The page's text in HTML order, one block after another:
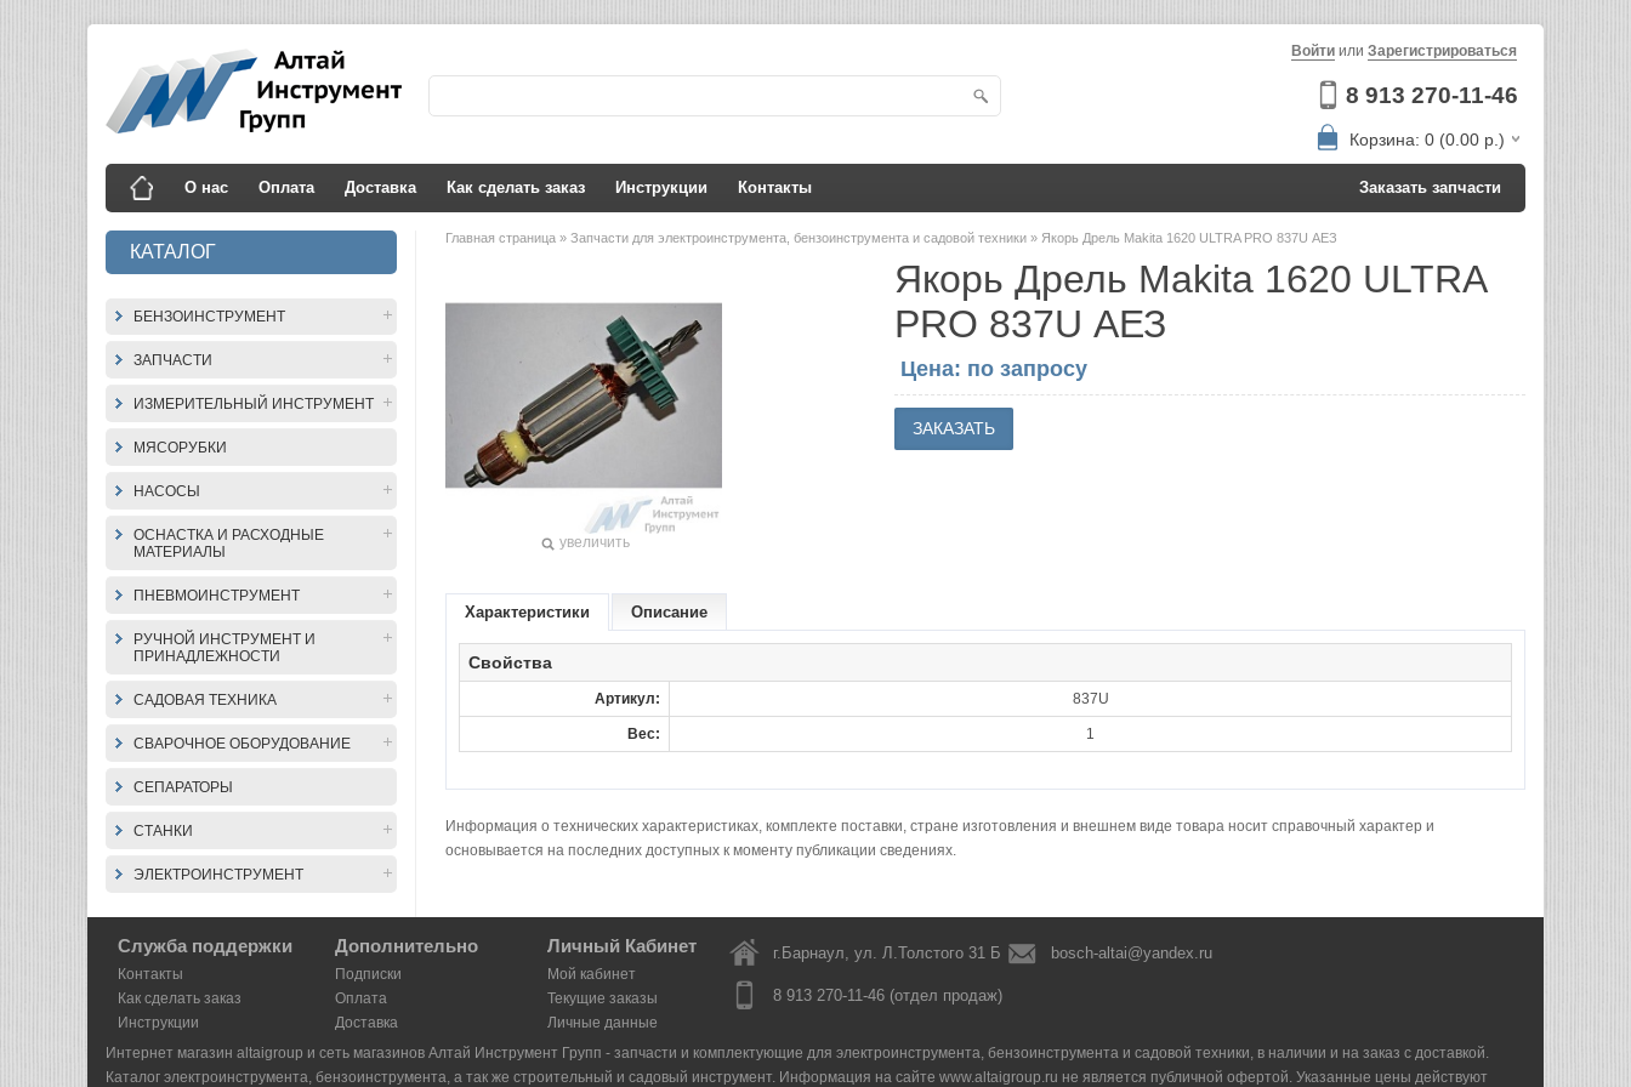
8 913 270-11-46
Войти или Зарегистрироваться
Корзина: 0 (0.00 р.)
О нас Оплата Доставка Как сделать заказ Инструкции Контакты Заказать запчасти
КАТАЛОГ
БЕНЗОИНСТРУМЕНТ
ЗАПЧАСТИ
ИЗМЕРИТЕЛЬНЫЙ ИНСТРУМЕНТ
МЯСОРУБКИ
НАСОСЫ
ОСНАСТКА И РАСХОДНЫЕ
МАТЕРИАЛЫ
ПНЕВМОИНСТРУМЕНТ
РУЧНОЙ ИНСТРУМЕНТ И
ПРИНАДЛЕЖНОСТИ
САДОВАЯ ТЕХНИКА
СВАРОЧНОЕ ОБОРУДОВАНИЕ
СЕПАРАТОРЫ
СТАНКИ
ЭЛЕКТРОИНСТРУМЕНТ
Главная страница » Запчасти для электроинструмента, бензоинструмента и садовой техники » Якорь Дрель Makita 1620 ULTRA PRO 837U АЕЗ
увеличить
Якорь Дрель Makita 1620 ULTRA
PRO 837U АЕЗ
Цена: по запросу
Характеристики Описание
Свойства
Артикул: 837U
Вес: 1
Информация о технических характеристиках, комплекте поставки, стране изготовления и внешнем виде товара носит справочный характер и
основывается на последних доступных к моменту публикации сведениях.
Служба поддержки
Контакты
Как сделать заказ
Инструкции
Дополнительно
Подписки
Оплата
Доставка
Личный Кабинет
Мой кабинет
Текущие заказы
Личные данные
г.Барнаул, ул. Л.Толстого 31 Б bosch-altai@yandex.ru
8 913 270-11-46 (отдел продаж)
Интернет магазин altaigroup и сеть магазинов Алтай Инструмент Групп - запчасти и комплектующие для электроинструмента, бензоинструмента и садовой техники, в наличии и на заказ с доставкой.
Каталог электроинструмента, бензоинструмента, а так же строительный и садовый инструмент. Информация на сайте www.altaigroup.ru не является публичной офертой. Указанные цены действуют